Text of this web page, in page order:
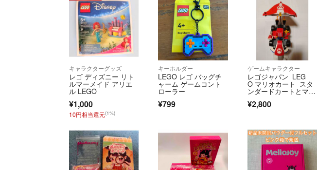
キャラクターグッズ
レゴ ディズニー リト
ルマーメイド アリエ
ル LEGO
¥1,000
10円相当還元(1%)
キーホルダー
LEGO レゴ バッグチ
ャーム ゲームコント
ローラー
¥799
ゲームキャラクター
レゴジャパン LEG
O マリオカート スタ
ンダードカートとマリ
オフィギュア
¥2,800